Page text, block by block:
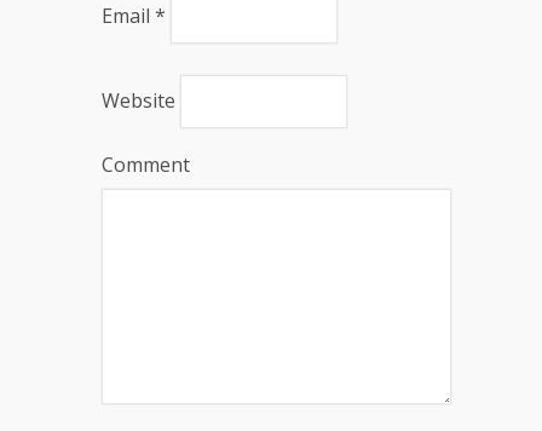
Email *
Website
Comment